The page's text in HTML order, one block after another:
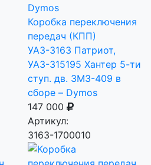
Коробка переключения
передач (КПП)
УАЗ-3163 Патриот,
УАЗ-315195 Хантер 5-ти
ступ. дв. ЗМЗ-409 в
сборе – Dymos
147 000
Артикул:
3163-1700010